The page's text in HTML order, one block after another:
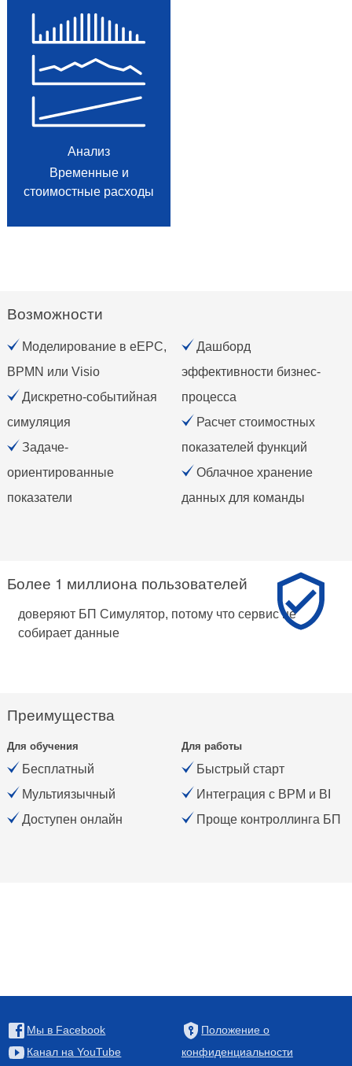
Анализ
Временные и
стоимостные расходы
Возможности
Моделирование в eEPC,
BPMN или Visio
Дискретно-событийная
симуляция
Задаче-
ориентированные
показатели
Дашборд
эффективности бизнес-
процесса
Расчет стоимостных
показателей функций
Облачное хранение
данных для команды
Более 1 миллиона пользователей
доверяют БП Симулятор, потому что сервис не
собирает данные
Преимущества
Для обучения
Бесплатный
Мультиязычный
Доступен онлайн
Для работы
Быстрый старт
Интеграция с BPM и BI
Проще контроллинга БП
Мы в Facebook
Канал на YouTube
Положение о
конфиденциальности